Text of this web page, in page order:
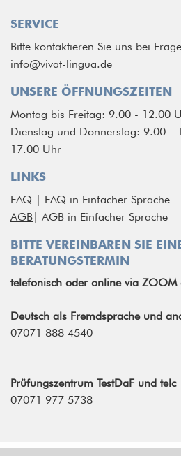
SERVICE
Bitte kontaktieren Sie uns bei
info@vivat-lingua.de
UNSERE ÖFFNUNGSZEITEN
Montag bis Freitag: 9.00 - 12.00
Dienstag und Donnerstag: 9.00 -
17.00 Uhr
LINKS
FAQ
FAQ in Einfacher Sprache
AGB
AGB in Einfacher Sprache
BITTE VEREINBAREN SIE
BERATUNGSTERMIN
telefonisch oder online via ZOOM
Deutsch als Fremdsprache und
07071 888 4540
Prüfungszentrum TestDaF und telc
07071 977 5738